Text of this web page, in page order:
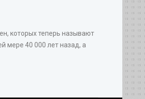
которых теперь называют
мере 40 000 лет назад, а